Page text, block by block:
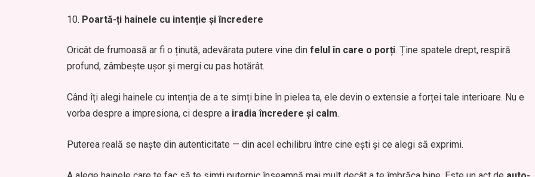
Poartă-ți hainele cu intenție și încredere
Oricât de frumoasă ar fi o ținută, adevărata putere vine din felul în care o porți. Ține spatele drept, respiră
profund, zâmbește ușor și mergi cu pas hotărât.
Când îți alegi hainele cu intenția de a te simți bine în pielea ta, ele devin o extensie a forței tale interioare. Nu e
vorba despre a impresiona, ci despre a iradia încredere și calm.
Puterea reală se naște din autenticitate — din acel echilibru între cine ești și ce alegi să exprimi.